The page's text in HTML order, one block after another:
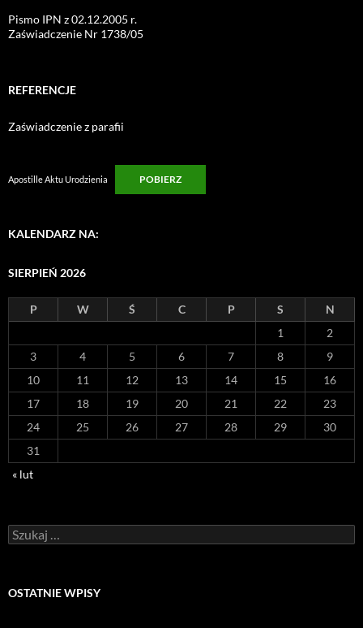
Pismo IPN z 02.12.2005 r.
Zaświadczenie Nr 1738/05
REFERENCJE
Zaświadczenie z parafii
Apostille Aktu Urodzienia POBIERZ
KALENDARZ NA:
SIERPIEŃ 2026
P W Ś C P S
N
1
2
3
4 5 6 7 8
9
10
11 12 13 14 15
16
17
18 19 20 21 22
23
24
25 26 27 28 29
30
31
« lut
Szukaj:
OSTATNIE WPISY